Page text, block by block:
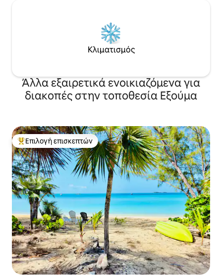
Κλιματισμός
Άλλα εξαιρετικά ενοικιαζόμενα για
διακοπές στην τοποθεσία Εξούμα
Κορυφαία επιλογή επισκεπτών
Επιλογή επισκεπτών